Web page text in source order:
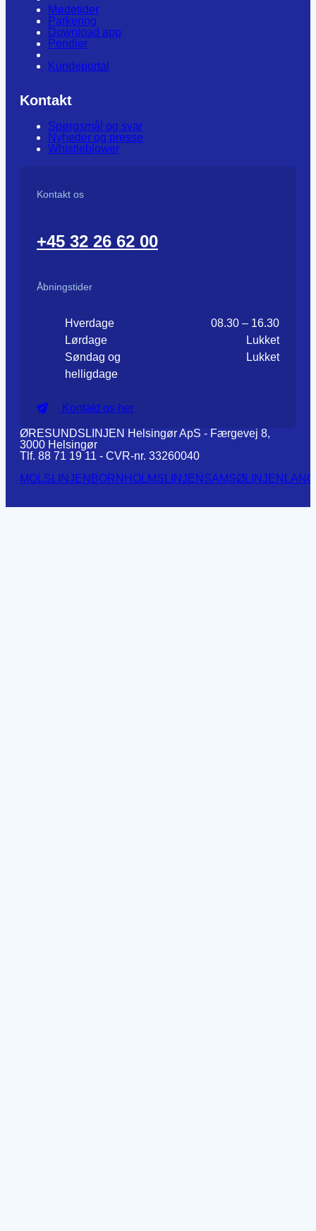
Mødetider
Parkering
Download app
Pendler
Kundeportal
Kontakt
Spørgsmål og svar
Nyheder og presse
Whistleblower
Kontakt os
+45 32 26 62 00
Åbningstider
Hverdage
08.30 – 16.30
Lørdage
Lukket
Søndag og
helligdage
Lukket
Kontakt os her
ØRESUNDSLINJEN Helsingør ApS - Færgevej 8,
3000 Helsingør
Tlf. 88 71 19 11 - CVR-nr. 33260040
MOLSLINJEN BORNHOLMSLINJEN SAMSØLINJEN